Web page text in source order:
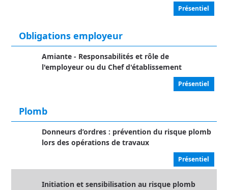
Présentiel
Obligations employeur
Amiante - Responsabilités et rôle de
l'employeur ou du Chef d'établissement
Présentiel
Plomb
Donneurs d’ordres : prévention du risque plomb
lors des opérations de travaux
Présentiel
Initiation et sensibilisation au risque plomb